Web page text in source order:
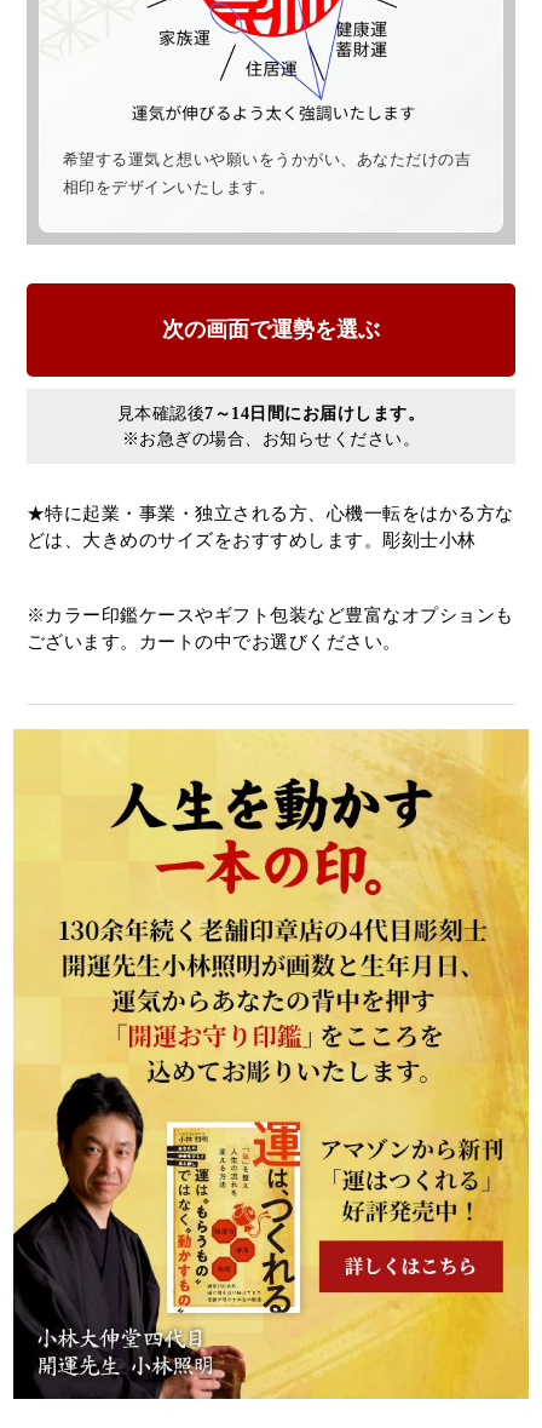
希望する運気と想いや願いをうかがい、あなただけの吉
相印をデザインいたします。
見本確認後7～14日間にお届けします。
※お急ぎの場合、お知らせください。
★特に起業・事業・独立される方、心機一転をはかる方な
どは、大きめのサイズをおすすめします。彫刻士小林
※カラー印鑑ケースやギフト包装など豊富なオプションも
ございます。カートの中でお選びください。